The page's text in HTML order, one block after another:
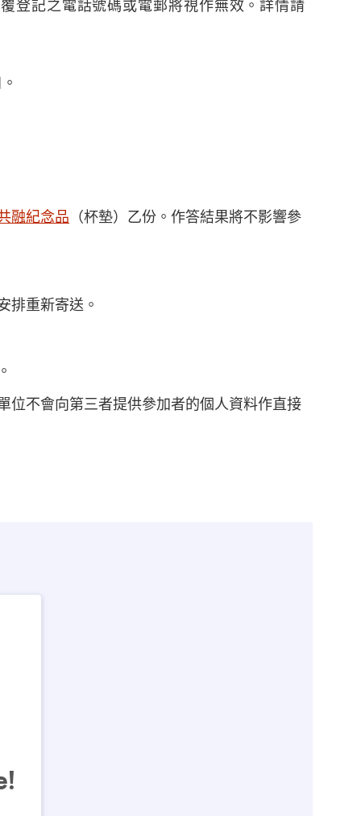
登記之電話號碼或電郵將視作無效。詳情請
融紀念品 （杯墊）乙份。作答結果將不影響參
排重新寄送。
位不會向第三者提供參加者的個人資料作直接